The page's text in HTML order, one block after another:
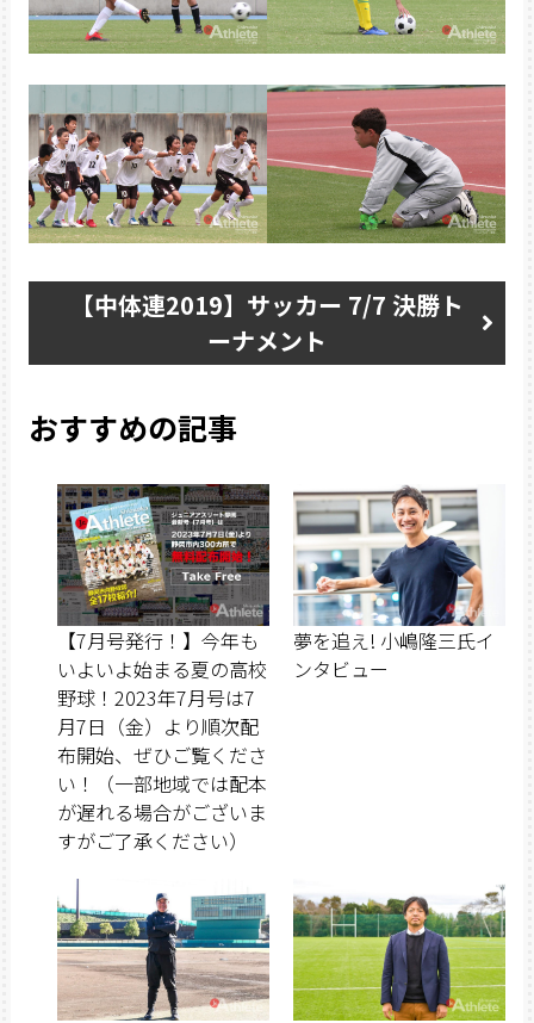
【中体連2019】サッカー 7/7 決勝ト
ーナメント
おすすめの記事
【7月号発行！】今年も
いよいよ始まる夏の高校
野球！2023年7月号は7
月7日（金）より順次配
布開始、ぜひご覧くださ
い！（一部地域では配本
が遅れる場合がございま
すがご了承ください）
夢を追え! 小嶋隆三氏イ
ンタビュー